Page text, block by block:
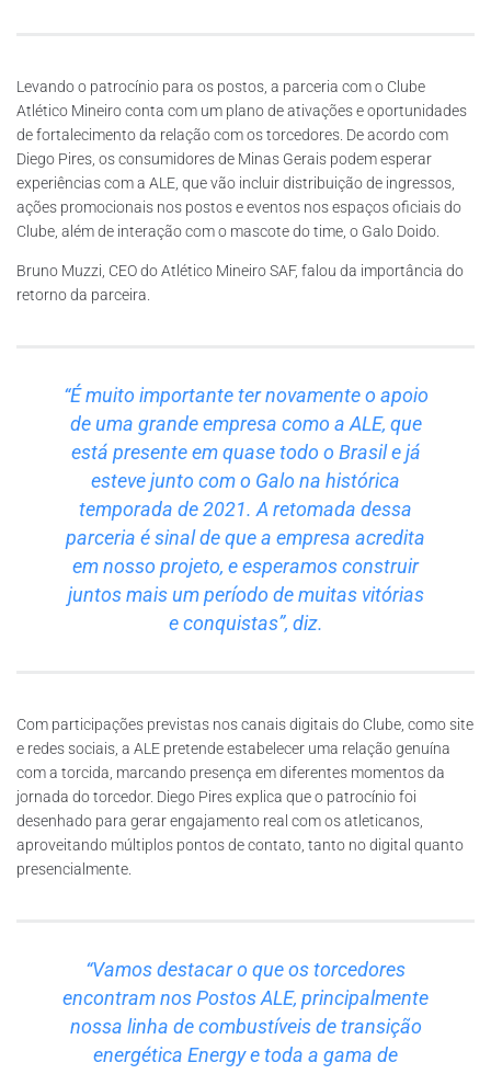
Levando o patrocínio para os postos, a parceria com o Clube
Atlético Mineiro conta com um plano de ativações e oportunidades
de fortalecimento da relação com os torcedores. De acordo com
Diego Pires, os consumidores de Minas Gerais podem esperar
experiências com a ALE, que vão incluir distribuição de ingressos,
ações promocionais nos postos e eventos nos espaços oficiais do
Clube, além de interação com o mascote do time, o Galo Doido.
Bruno Muzzi, CEO do Atlético Mineiro SAF, falou da importância do
retorno da parceira.
“É muito importante ter novamente o apoio
de uma grande empresa como a ALE, que
está presente em quase todo o Brasil e já
esteve junto com o Galo na histórica
temporada de 2021. A retomada dessa
parceria é sinal de que a empresa acredita
em nosso projeto, e esperamos construir
juntos mais um período de muitas vitórias
e conquistas”, diz.
Com participações previstas nos canais digitais do Clube, como site
e redes sociais, a ALE pretende estabelecer uma relação genuína
com a torcida, marcando presença em diferentes momentos da
jornada do torcedor. Diego Pires explica que o patrocínio foi
desenhado para gerar engajamento real com os atleticanos,
aproveitando múltiplos pontos de contato, tanto no digital quanto
presencialmente.
“Vamos destacar o que os torcedores
encontram nos Postos ALE, principalmente
nossa linha de combustíveis de transição
energética Energy e toda a gama de